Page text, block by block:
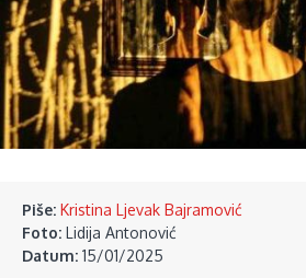
Piše: Kristina Ljevak Bajramović
Foto: Lidija Antonović
Datum: 15/01/2025